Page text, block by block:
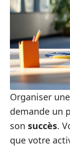
Organiser
demande un
son succès.
que votre